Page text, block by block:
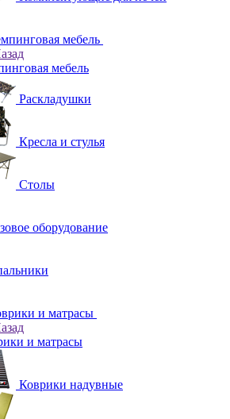
мебель
мебель
Раскладушки
Кресла и стулья
Столы
оборудование
и матрасы
и матрасы
Коврики надувные